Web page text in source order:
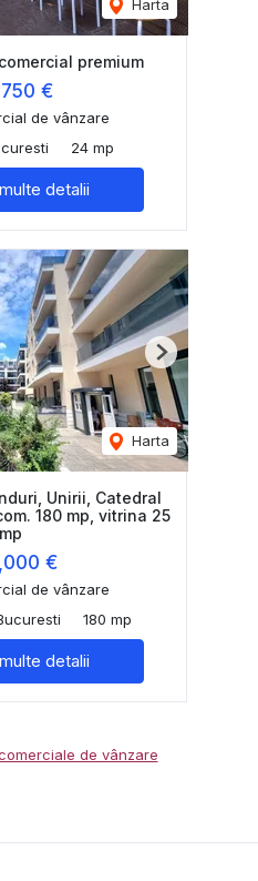
Harta
premium
€
de vânzare
24 mp
detalii
Harta
Next
Unirii, Catedral
180 mp, vitrina 25
mp
€
de vânzare
180 mp
detalii
de vânzare